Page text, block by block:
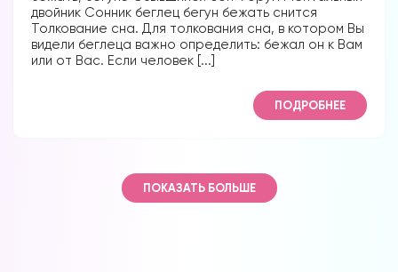
двойник Сонник беглец бегун бежать снится
Толкование сна. Для толкования сна, в котором Вы
видели беглеца важно определить: бежал он к Вам
или от Вас. Если человек [...]
ПОДРОБНЕЕ
ПОКАЗАТЬ БОЛЬШЕ
Форум на сайте